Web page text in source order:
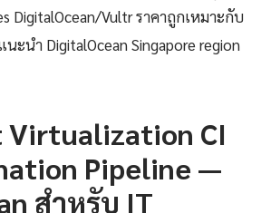
DigitalOcean/Vultr ราคาถูกเหมาะกับ
ะนำ DigitalOcean Singapore region
Virtualization CI
Pipeline —
สำหรับ IT